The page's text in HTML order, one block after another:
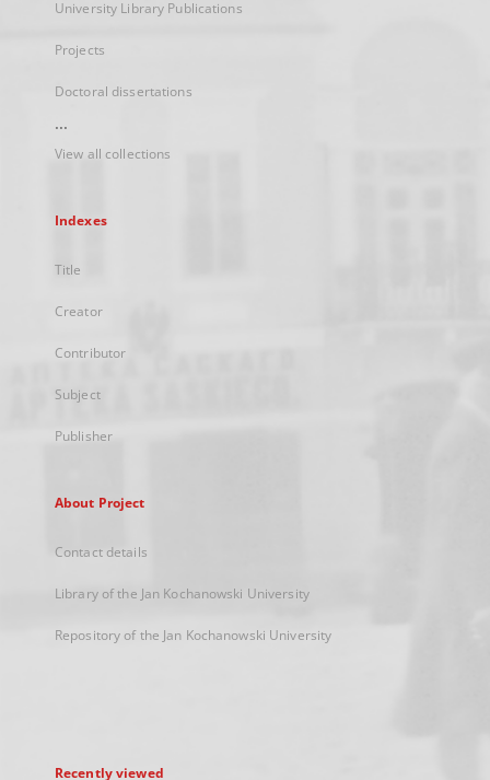
University Library Publications
Projects
Doctoral dissertations
...
View all collections
Indexes
Title
Creator
Contributor
Subject
Publisher
About Project
Contact details
Library of the Jan Kochanowski University
Repository of the Jan Kochanowski University
Recently viewed